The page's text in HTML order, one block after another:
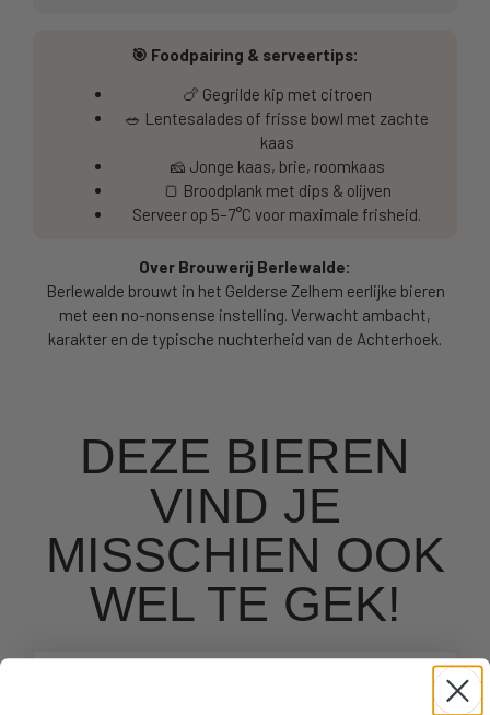
🎯 Foodpairing & serveertips:
🍗 Gegrilde kip met citroen
🥗 Lentesalades of frisse bowl met zachte
kaas
🧀 Jonge kaas, brie, roomkaas
🍞 Broodplank met dips & olijven
Serveer op 5–7°C voor maximale frisheid.
Over Brouwerij Berlewalde:
Berlewalde brouwt in het Gelderse Zelhem eerlijke bieren
met een no-nonsense instelling. Verwacht ambacht,
karakter en de typische nuchterheid van de Achterhoek.
DEZE BIEREN
VIND JE
MISSCHIEN OOK
WEL TE GEK!